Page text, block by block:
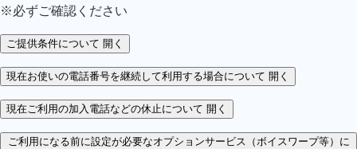
※必ずご確認ください
ご提供条件について 開く
現在お使いの電話番号を継続して利用する場合について 開く
現在ご利用の加入電話などの休止について 開く
ご利用になる前に設定が必要なオプションサービス（ボイスワープ等）に